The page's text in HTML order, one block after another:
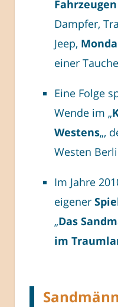
Fahrzeugen
Dampfer,
Jeep,
einer
Eine Folge
Wende im „
Westens„,
Westen
Im Jahre
eigener
„Das
im